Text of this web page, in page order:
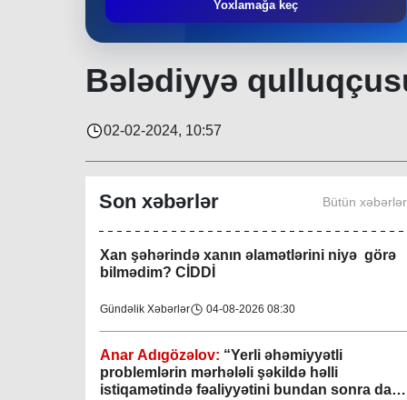
Yoxlamağa keç
Bələdiyyə
02-02-2024, 10:57
Son xəbərlər Bütün xəbərlər
fəaliyyət istiqamətlərindən biridir”
29-07-2026 19:34
bundan sonra da sakinlərin sosial-rifah
halının yaxşılaşdırılmasına öz töhfəsini
Elmi-Praktik Məsələlər
Xan şəhərində xanın əlamətlərini niyə görə
bilmədim? CİDDİ
Gündəlik Xəbərlər 04-08-2026 08:30
Anar Adıgözəlov: “Yerli əhəmiyyətli
problemlərin mərhələli şəkildə həlli
istiqamətində fəaliyyətini bundan sonra da